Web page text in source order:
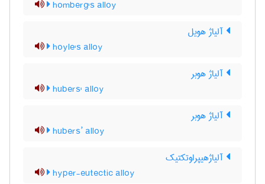
homberg's alloy
آلیاژ هویل
hoyle's alloy
آلیاژ هوبر
hubers' alloy
آلیاژ هوبر
hubers’ alloy
آلیاژهیپراوتکتیک
hyper-eutectic alloy